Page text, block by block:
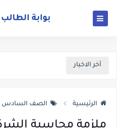
أخر الاخبار
الرئيسية الصف السادس